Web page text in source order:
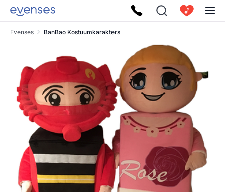
Evenses BanBao Kostuumkarakters